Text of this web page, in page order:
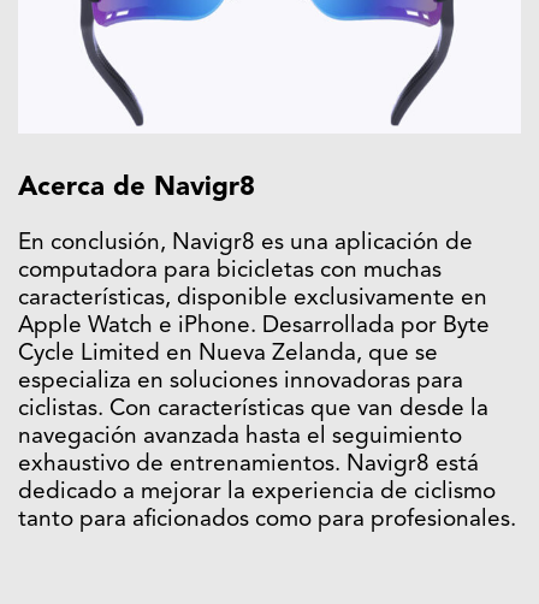
Acerca de Navigr8
En conclusión, Navigr8 es una aplicación de
computadora para bicicletas con muchas
características, disponible exclusivamente en
Apple Watch e iPhone. Desarrollada por Byte
Cycle Limited en Nueva Zelanda, que se
especializa en soluciones innovadoras para
ciclistas. Con características que van desde la
navegación avanzada hasta el seguimiento
exhaustivo de entrenamientos. Navigr8 está
dedicado a mejorar la experiencia de ciclismo
tanto para aficionados como para profesionales.